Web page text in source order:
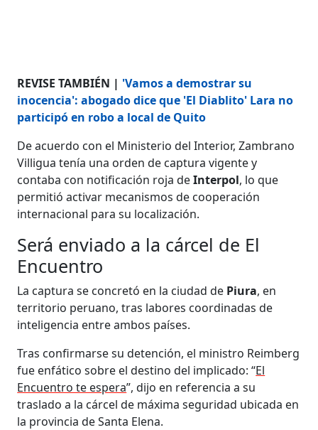
REVISE TAMBIÉN | 'Vamos a demostrar su
inocencia': abogado dice que 'El Diablito' Lara no
participó en robo a local de Quito
De acuerdo con el Ministerio del Interior, Zambrano
Villigua tenía una orden de captura vigente y
contaba con notificación roja deInterpol, lo que
permitió activar mecanismos de cooperación
internacional para su localización.
Será enviado a la cárcel de El
Encuentro
La captura se concretó en la ciudad de Piura, en
territorio peruano, tras labores coordinadas de
inteligencia entre ambos países.
Tras confirmarse su detención, el ministro Reimberg
fue enfático sobre el destino del implicado: “El
Encuentro te espera”, dijo en referencia a su
traslado a la cárcel de máxima seguridad ubicada en
la provincia de Santa Elena.